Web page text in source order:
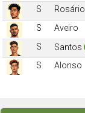
S
Rosário
S
Aveiro
S
Santos
S
Alonso